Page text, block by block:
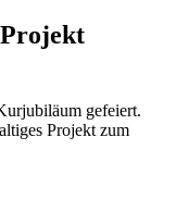
gefeiert.
Projekt zum